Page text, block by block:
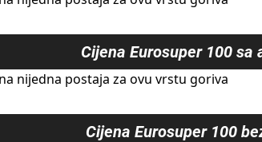
Cijena Eurosuper 100 sa
nijedna postaja za ovu vrstu goriva
Cijena Eurosuper 100